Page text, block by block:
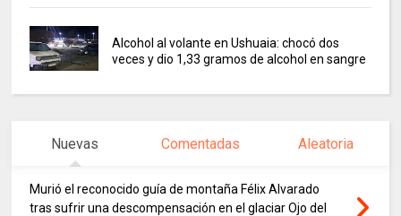
Alcohol al volante en Ushuaia: chocó dos
veces y dio 1,33 gramos de alcohol en sangre
Nuevas Comentadas Aleatoria
Murió el reconocido guía de montaña Félix Alvarado
tras sufrir una descompensación en el glaciar Ojo del